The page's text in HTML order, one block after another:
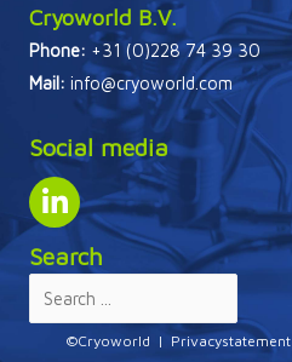
Cryoworld B.V.
Phone: +31 (0)228 74 39 30
Mail: info@cryoworld.com
Social media
Search
©Cryoworld | Privacystatement